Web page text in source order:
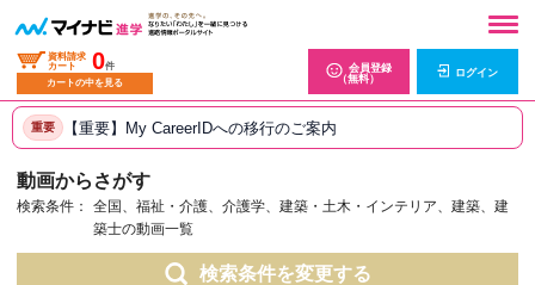
資料請求
カート
0件
カートの中を見る
会員登録
（無料）
ログイン
重要 【重要】My CareerIDへの移行のご案内
動画からさがす
検索条件：
全国、福祉・介護、介護学、建築・土木・インテリア、建築、建
築士の動画一覧
検索条件を変更する